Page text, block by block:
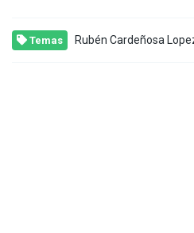
Temas Rubén Cardeñosa